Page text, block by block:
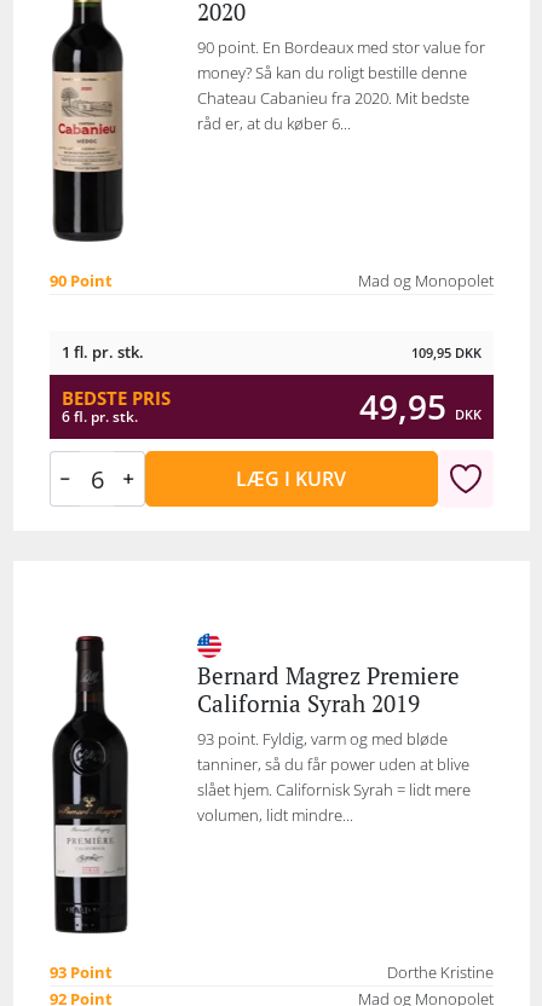
2020
90 point. En Bordeaux med stor value for
money? Så kan du roligt bestille denne
Chateau Cabanieu fra 2020. Mit bedste
råd er, at du køber 6...
90 Point Mad og Monopolet
1 fl. pr. stk. 109,95 DKK
BEDSTE PRIS
6 fl. pr. stk. 49,95 DKK
LÆG I KURV
Bernard Magrez Premiere
California Syrah 2019
93 point. Fyldig, varm og med bløde
tanniner, så du får power uden at blive
slået hjem. Californisk Syrah = lidt mere
volumen, lidt mindre...
93 Point
Dorthe Kristine
92 Point
Mad og Monopolet